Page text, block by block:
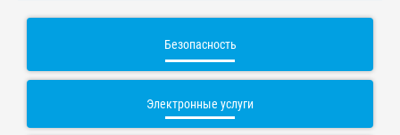
Безопасность
Электронные услуги